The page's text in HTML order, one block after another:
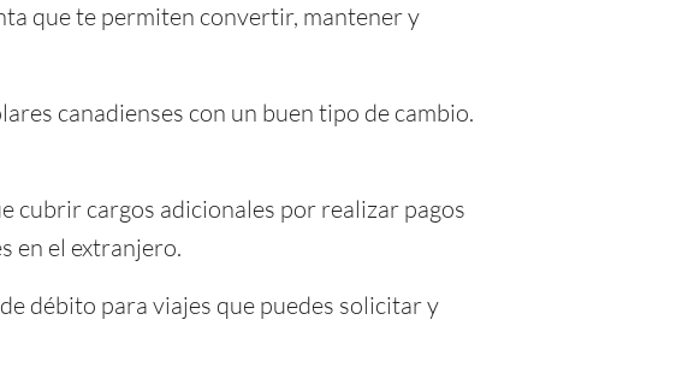
que te permiten convertir, mantener y
canadienses con un buen tipo de cambio.
cubrir cargos adicionales por realizar pagos
en el extranjero.
débito para viajes que puedes solicitar y